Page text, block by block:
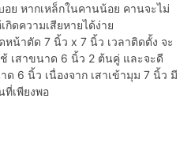
อย หากเหล็กในคานน้อย คานจะไม่
กิดความเสียหายได้ง่าย
หน้าตัด 7 นิ้ว x 7 นิ้ว เวลาติดตั้ง จะ
เสาขนาด 6 นิ้ว 2 ต้นคู่ และจะดี
ด 6 นิ้ว เนื่องจาก เสาเข้ามุม 7 นิ้ว มี
เพียงพอ